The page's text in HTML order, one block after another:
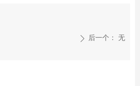
ꄲ 后一个： 无